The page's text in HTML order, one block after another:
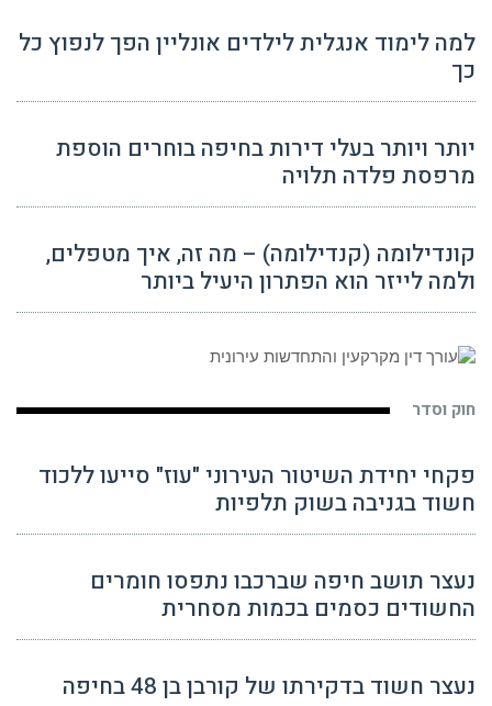
למה לימוד אנגלית לילדים אונליין הפך לנפוץ כל
כך
יותר ויותר בעלי דירות בחיפה בוחרים הוספת
מרפסת פלדה תלויה
קונדילומה (קנדילומה) – מה זה, איך מטפלים,
ולמה לייזר הוא הפתרון היעיל ביותר
חוק וסדר
פקחי יחידת השיטור העירוני "עוז" סייעו ללכוד
חשוד בגניבה בשוק תלפיות
נעצר תושב חיפה שברכבו נתפסו חומרים
החשודים כסמים בכמות מסחרית
נעצר חשוד בדקירתו של קורבן בן 48 בחיפה